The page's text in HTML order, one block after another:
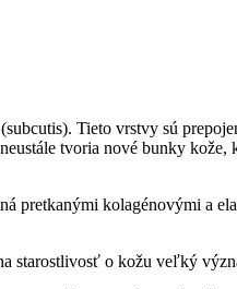
Tieto vrstvy sú
tvoria nové bunky
pretkanými kolagénovými a
starostlivosť o kožu veľký